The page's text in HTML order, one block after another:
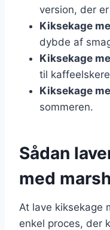
version, der
Kiksekage
dybde af
Kiksekage
til
Kiksekage
sommeren.
Sådan
med
At lave kiksekage
enkel proces, der